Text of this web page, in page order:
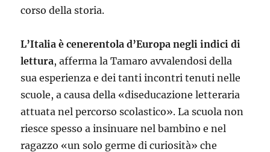
corso della storia.
L’Italia è cenerentola d’Europa negli indici di
lettura, afferma la Tamaro avvalendosi della
sua esperienza e dei tanti incontri tenuti nelle
scuole, a causa della «diseducazione letteraria
attuata nel percorso scolastico». La scuola non
riesce spesso a insinuare nel bambino e nel
ragazzo «un solo germe di curiosità» che